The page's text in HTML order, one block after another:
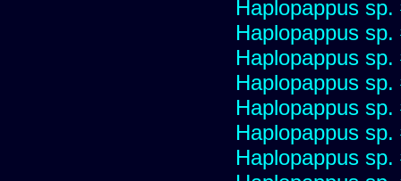
Haplopappus sp.
Haplopappus sp.
Haplopappus sp.
Haplopappus sp.
Haplopappus sp.
Haplopappus sp.
Haplopappus sp.